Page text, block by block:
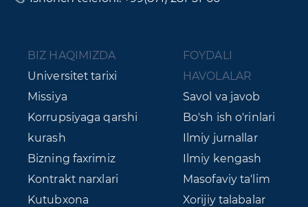
BIZ HAQIMIZDA
Universitet tarixi
Missiya
Korrupsiyaga qarshi
kurash
Bizning faxrimiz
Kontrakt narxlari
Kutubxona
FOYDALI
HAVOLALAR
Savol va javob
Bo'sh ish o'rinlari
Ilmiy jurnallar
Ilmiy kengash
Masofaviy ta'lim
Xorijiy talabalar